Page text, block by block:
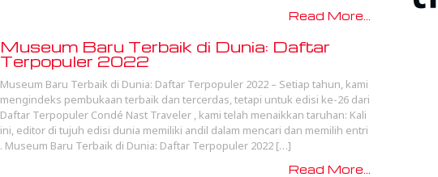
Read More...
Museum Baru Terbaik di Dunia: Daftar
Terpopuler 2022
Museum Baru Terbaik di Dunia: Daftar Terpopuler 2022 – Setiap tahun, kami
mengindeks pembukaan terbaik dan tercerdas, tetapi untuk edisi ke-26 dari
Daftar Terpopuler Condé Nast Traveler , kami telah menaikkan taruhan: Kali
ini, editor di tujuh edisi dunia memiliki andil dalam mencari dan memilih entri
. Museum Baru Terbaik di Dunia: Daftar Terpopuler 2022 […]
Read More...